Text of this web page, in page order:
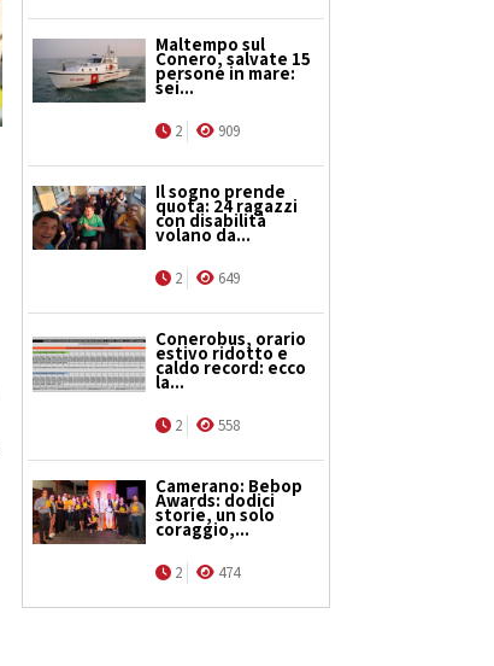
Maltempo sul
Conero, salvate 15
persone in mare:
sei...
2 909
Il sogno prende
quota: 24 ragazzi
con disabilità
volano da...
2 649
Conerobus, orario
estivo ridotto e
caldo record: ecco
la...
2 558
Camerano: Bebop
Awards: dodici
storie, un solo
coraggio,...
2 474